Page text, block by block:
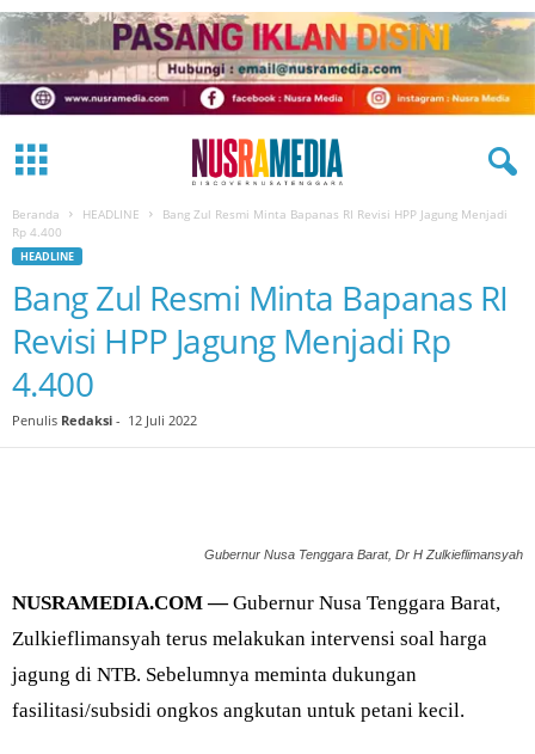
Beranda HEADLINE
Bang Zul Resmi Minta Bapanas RI Revisi HPP Jagung Menjadi
Rp 4.400
HEADLINE
Bang Zul Resmi Minta Bapanas RI
Revisi HPP Jagung Menjadi Rp
4.400
Penulis Redaksi - 12 Juli 2022
Gubernur Nusa Tenggara Barat, Dr H Zulkieflimansyah
NUSRAMEDIA.COM —Gubernur Nusa Tenggara Barat,
Zulkieflimansyah terus melakukan intervensi soal harga
jagung di NTB. Sebelumnya meminta dukungan
fasilitasi/subsidi ongkos angkutan untuk petani kecil.